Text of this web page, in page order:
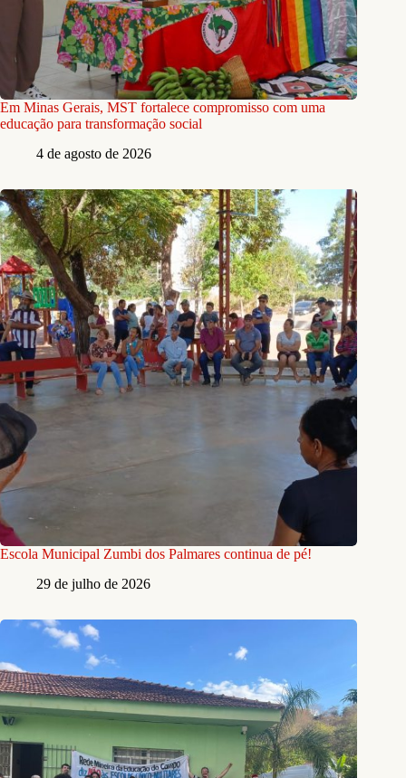
Em Minas Gerais, MST fortalece compromisso com uma
educação para transformação social
4 de agosto de 2026
Escola Municipal Zumbi dos Palmares continua de pé!
29 de julho de 2026